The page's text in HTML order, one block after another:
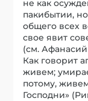
не как
пакибытии,
общего всех
свое явит
(см.
Как говорит
живем;
потому,
Господни»